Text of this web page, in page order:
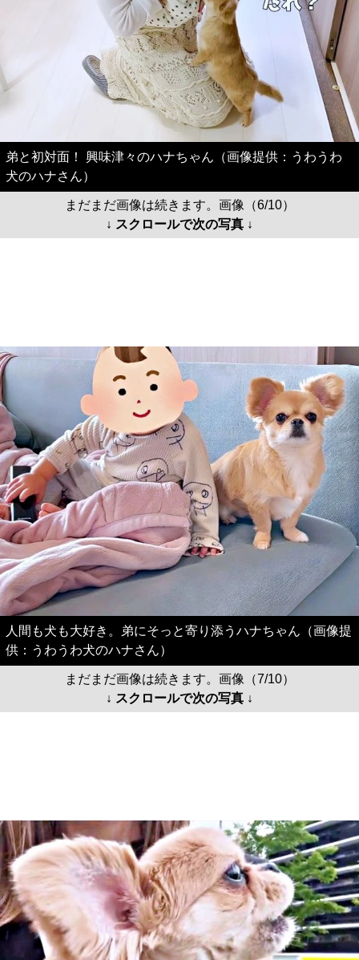
弟と初対面！ 興味津々のハナちゃん（画像提供：うわうわ
犬のハナさん）
まだまだ画像は続きます。画像（6/10）
↓ スクロールで次の写真 ↓
人間も犬も大好き。弟にそっと寄り添うハナちゃん（画像提
供：うわうわ犬のハナさん）
まだまだ画像は続きます。画像（7/10）
↓ スクロールで次の写真 ↓